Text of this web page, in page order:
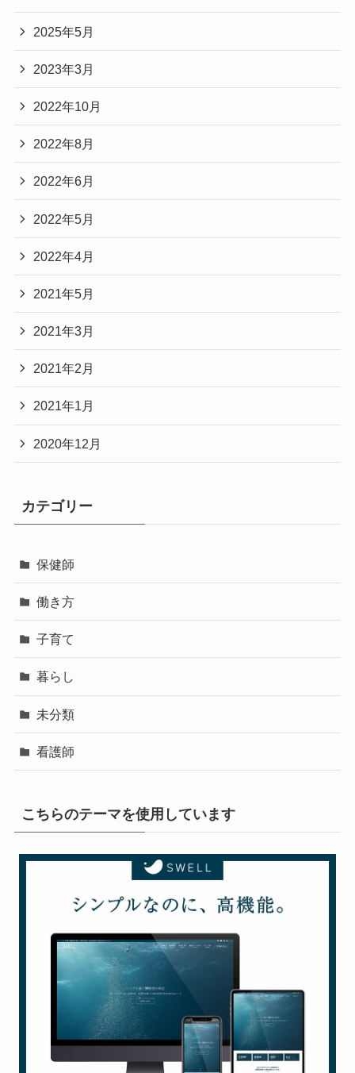
2025年5月
2023年3月
2022年10月
2022年8月
2022年6月
2022年5月
2022年4月
2021年5月
2021年3月
2021年2月
2021年1月
2020年12月
カテゴリー
保健師
働き方
子育て
暮らし
未分類
看護師
こちらのテーマを使用しています